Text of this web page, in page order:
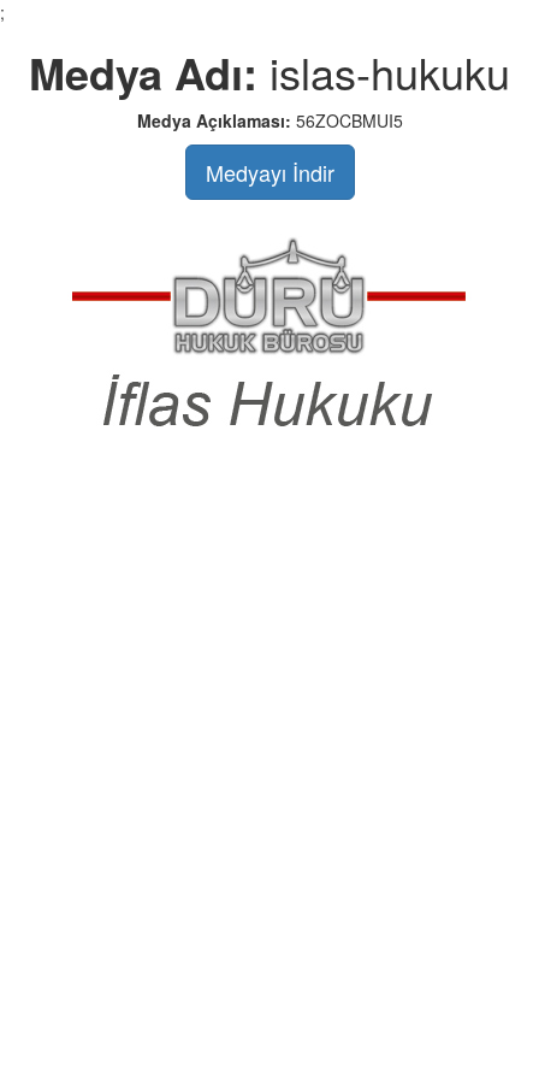
;
Medya Adı: islas-hukuku
Medya Açıklaması: 56ZOCBMUI5
Medyayı İndir